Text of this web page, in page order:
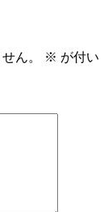
ん。 ※ が付い